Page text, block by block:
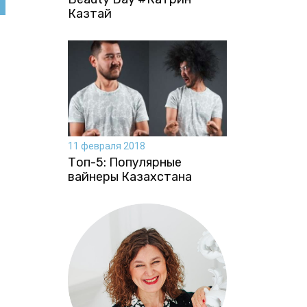
Казтай
11 февраля 2018
Топ-5: Популярные
вайнеры Казахстана